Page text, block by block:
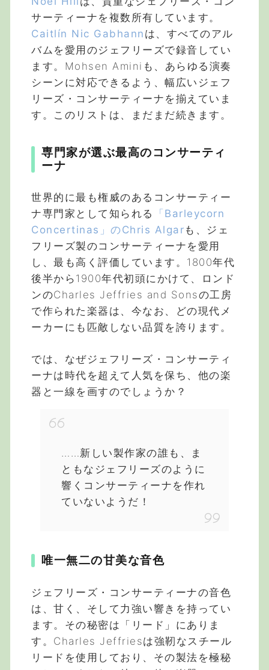
サーティーナを複数所有しています。
Caitlín Nic Gabhann は、すべてのアル
バムを愛用のジェフリーズで録音してい
ます。Mohsen Aminiも、あらゆる演奏
シーンに対応できるよう、幅広いジェフ
リーズ・コンサーティーナを揃えていま
す。このリストは、まだまだ続きます。
専門家が選ぶ最高のコンサーティ
ーナ
世界的に最も権威のあるコンサーティー
ナ専門家として知られる
「Barleycorn
Concertinas」のChris Algar も、ジェ
フリーズ製のコンサーティーナを愛用
し、最も高く評価しています。1800年代
後半から1900年代初頭にかけて、ロンド
ンのCharles Jeffries and Sonsの工房
で作られた楽器は、今なお、どの現代メ
ーカーにも匹敵しない品質を誇ります。
では、なぜジェフリーズ・コンサーティ
ーナは時代を超えて人気を保ち、他の楽
器と一線を画すのでしょうか？
……新しい製作家の誰も、ま
ともなジェフリーズのように
響くコンサーティーナを作れ
ていないようだ！
唯一無二の甘美な音色
ジェフリーズ・コンサーティーナの音色
は、甘く、そして力強い響きを持ってい
ます。その秘密は「リード」にありま
す。Charles Jeffriesは強靭なスチール
リードを使用しており、その製法を極秘